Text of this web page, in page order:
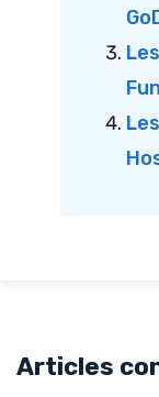
Articles